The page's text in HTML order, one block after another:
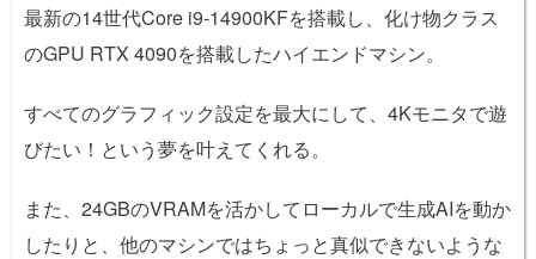
最新の14世代Core i9-14900KFを搭載し、化け物クラス
のGPU RTX 4090を搭載したハイエンドマシン。
すべてのグラフィック設定を最大にして、4Kモニタで遊
びたい！という夢を叶えてくれる。
また、24GBのVRAMを活かしてローカルで生成AIを動か
したりと、他のマシンではちょっと真似できないような